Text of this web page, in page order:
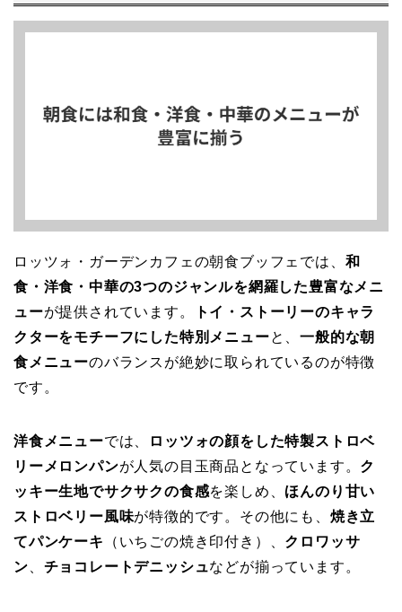
ロッツォ・ガーデンカフェの朝食ブッフェでは、 和
食・洋食・中華の3つのジャンルを網羅した豊富なメニ
ューが提供されています。
トイ・ストーリーのキャラ
クターをモチーフにした特別メニューと、一般的な朝
食メニューのバランスが絶妙に取られているのが特徴
です。
洋食メニューでは、
ロッツォの顔をした特製ストロベ
リーメロンパンが人気の目玉商品となっています。 ク
ッキー生地でサクサクの食感を楽しめ、 ほんのり甘い
ストロベリー風味が特徴的です。その他にも、 焼き立
てパンケーキ
（いちごの焼き印付き）、 クロワッサ
ン
チョコレートデニッシュなどが揃っています。